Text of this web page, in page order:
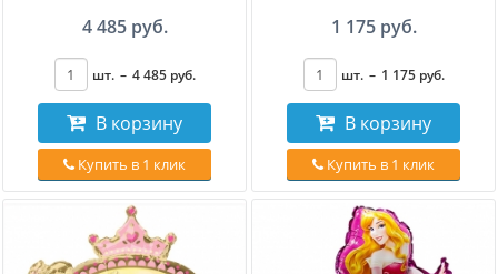
4 485 руб.
шт. – 4 485 руб.
В корзину
Купить в 1 клик
1 175 руб.
шт. – 1 175 руб.
В корзину
Купить в 1 клик